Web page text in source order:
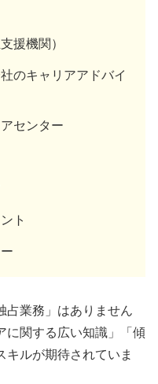
援機関）
のキャリアアドバイ
センター
ト
占業務」はありません
に関する広い知識」「傾
キルが期待されていま